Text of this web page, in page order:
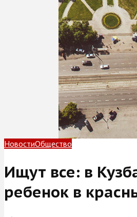
НовостиОбщество
Ищут все: в
ребенок в